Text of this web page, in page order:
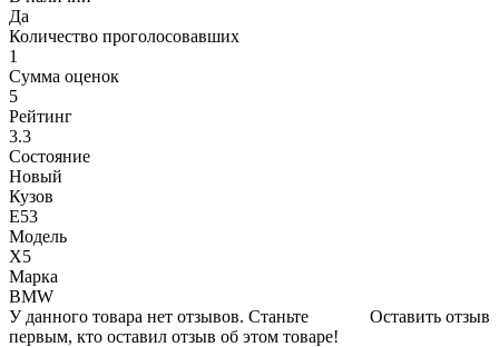
Да
Количество проголосовавших
1
Сумма оценок
5
Рейтинг
3.3
Состояние
Новый
Кузов
Е53
Модель
Х5
Марка
BMW
Оставить отзыв
У данного товара нет отзывов. Станьте
первым, кто оставил отзыв об этом товаре!